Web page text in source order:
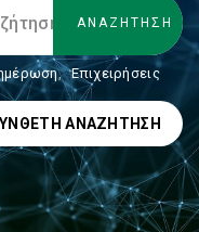
, Επιχειρήσεις
ΑΝΑΖΉΤΗΣΗ